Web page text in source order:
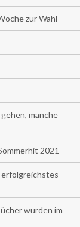
zur Wahl
manche
2021
erfolgreichstes
wurden im